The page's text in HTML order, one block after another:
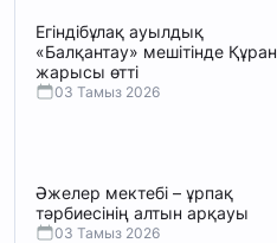
Егіндібұлақ ауылдық
«Балқантау» мешітінде Құран
жарысы өтті
03 Тамыз 2026
Әжелер мектебі – ұрпақ
тәрбиесінің алтын арқауы
03 Тамыз 2026